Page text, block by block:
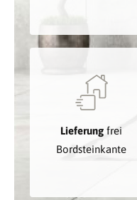
Lieferung frei
Bordsteinkante